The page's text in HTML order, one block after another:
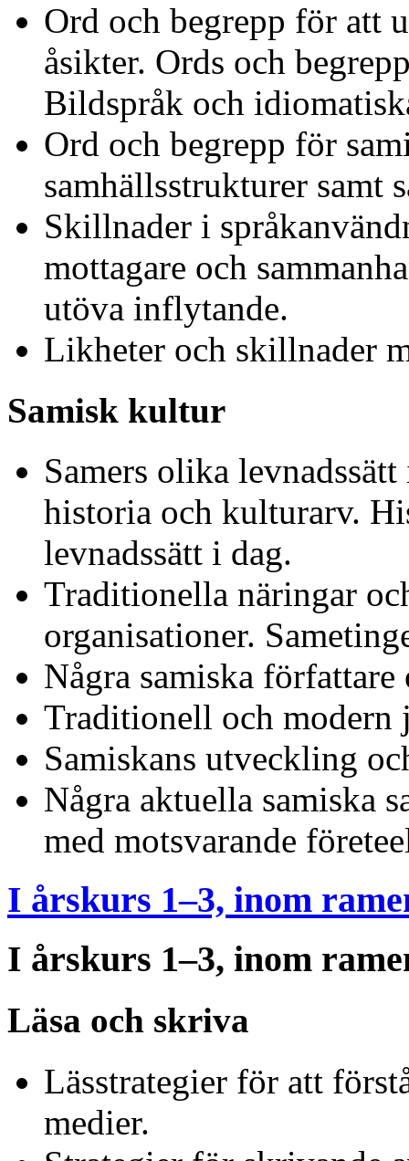
Ord och begrepp för att
åsikter. Ords och
Bildspråk och
Ord och begrepp för
samhällsstrukturer samt
Skillnader i
mottagare och
utöva inflytande.
Likheter och skillnader
Samisk kultur
Samers olika
historia och kulturarv.
levnadssätt i dag.
Traditionella näringar
organisationer.
Några samiska författare
Traditionell och modern
Samiskans utveckling
Några aktuella samiska
med motsvarande
I årskurs 1–3, inom
I årskurs 1–3, inom
Läsa och skriva
Lässtrategier för att
medier.